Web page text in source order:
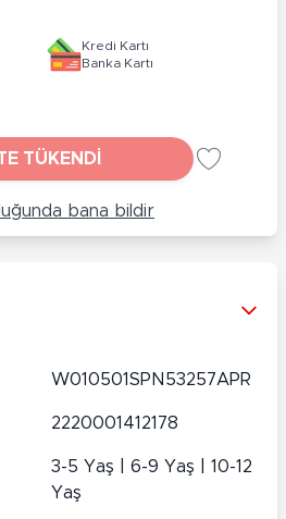
Kredi Kartı
Banka Kartı
TÜKENDİ
bana bildir
W010501SPN53257APR
2220001412178
3-5 Yaş | 6-9 Yaş | 10-12
Yaş